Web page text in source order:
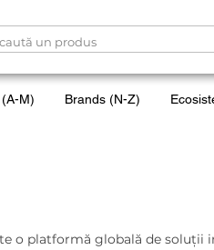
M) Brands (N-Z)
compatibile Tuya
o platformă globală de soluții